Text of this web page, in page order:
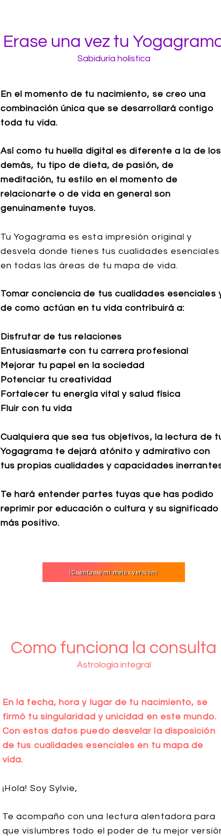
Erase una vez tu
Sabiduría holistica
En el momento de tu nacimiento, se creo una
combinación única que se desarrollará contigo
toda tu vida.
Así como tu huella digital es diferente a la de los
demás, tu tipo de dieta, de pasión, de
meditación, tu estilo en el momento de
relacionarte o de vida en general son
genuinamente tuyos.
Tu Yogagrama es esta impresión original y
desvela donde tienes tus cualidades esenciales
en todas lasáreas de tu mapa de vida.
Tomar conciencia de tus cualidades esenciales
de como actúan en tu vida contribuirá a:
Disfrutar de tus relaciones
Entusiasmarte con tu carrera profesional
Mejorar tu papel en la sociedad
Potenciar tu creatividad
Fortalecer tu energía vital ysalud física
Fluir con tu vida
Cualquiera que sea tus objetivos, la lectura de
Yogagrama te dejará atónito y admirativo con
tus propias cualidades y capacidades
Te hará entender partes tuyas que has podido
reprimir por educación o cultura y su significado
más positivo.
¡Cuentame mi mejor versión!
Como funciona la consulta
Astrología integral
En la fecha, hora y lugar de tu nacimiento, se
firmó tu singularidad y unicidad en este mundo.
Con estos datos puedo desvelar la disposición
de tus cualidades esenciales en tu mapa de
vida.
¡Hola! Soy Sylvie,
Te acompaño con una lectura alentadora para
que vislumbres todo el poder de tu mejor